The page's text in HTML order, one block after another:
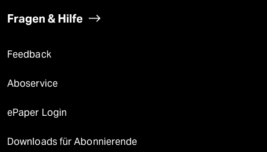
Fragen & Hilfe
Feedback
Aboservice
ePaper Login
Downloads für Abonnierende